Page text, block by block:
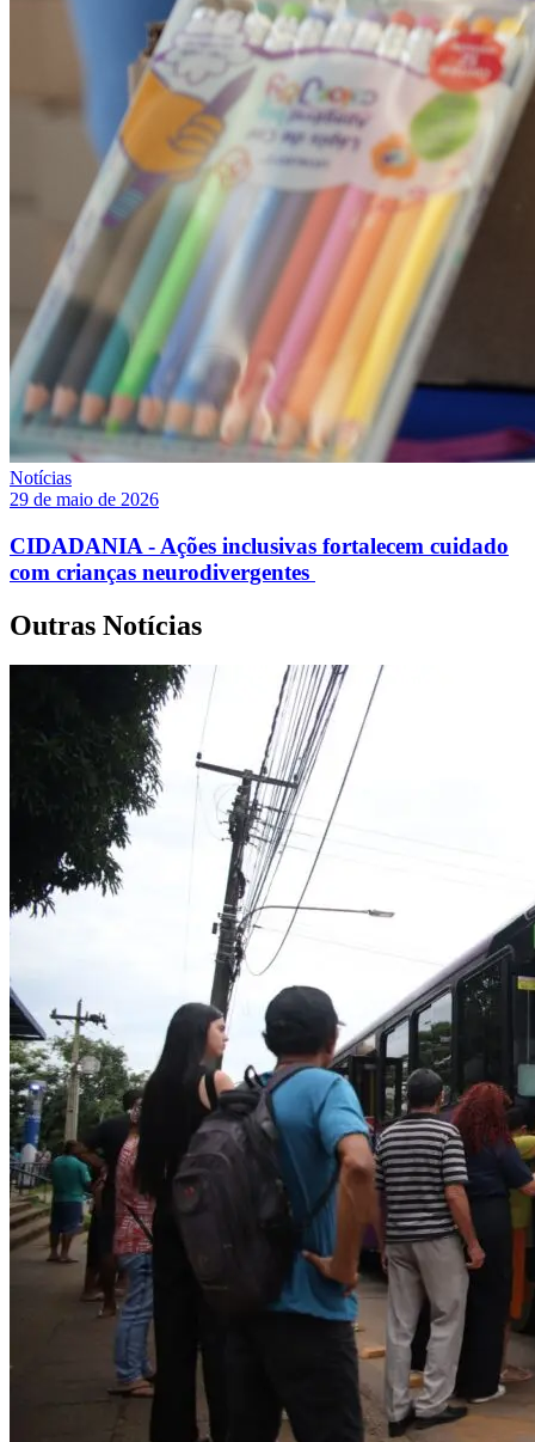
Notícias
29 de maio de 2026
CIDADANIA - Ações inclusivas fortalecem cuidado
com crianças neurodivergentes
Outras Notícias